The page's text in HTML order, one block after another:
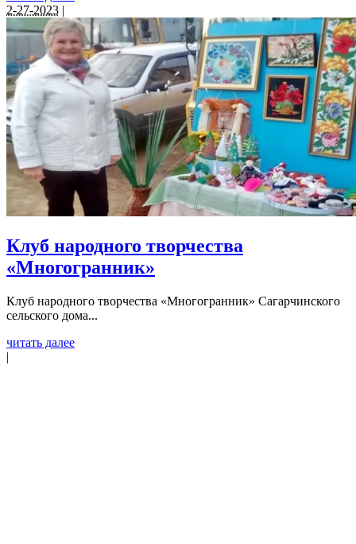
2-27-2023 |
Клуб народного творчества
«Многогранник»
Клуб народного творчества «Многогранник» Сагарчинского
сельского дома...
читать далее
|